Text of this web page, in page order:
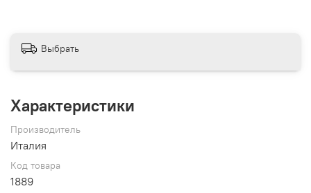
Выбрать
Характеристики
Производитель
Италия
Код товара
1889